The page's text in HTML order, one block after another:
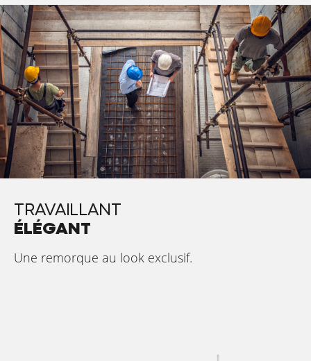
TRAVAILLANT
ÉLÉGANT
Une remorque au look exclusif.